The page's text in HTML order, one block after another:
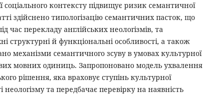
соціального контексту підвищує ризик семантичної
здійснено типологізацію семантичних пасток, що
час перекладу англійських неологізмів, та
структурні й функціональні особливості, а також
механізми семантичного зсуву в умовах культурної
мовних одиниць. Запропоновано модель ухвалення
рішення, яка враховує ступінь культурної
неологізму та передбачає перевірку на наявність